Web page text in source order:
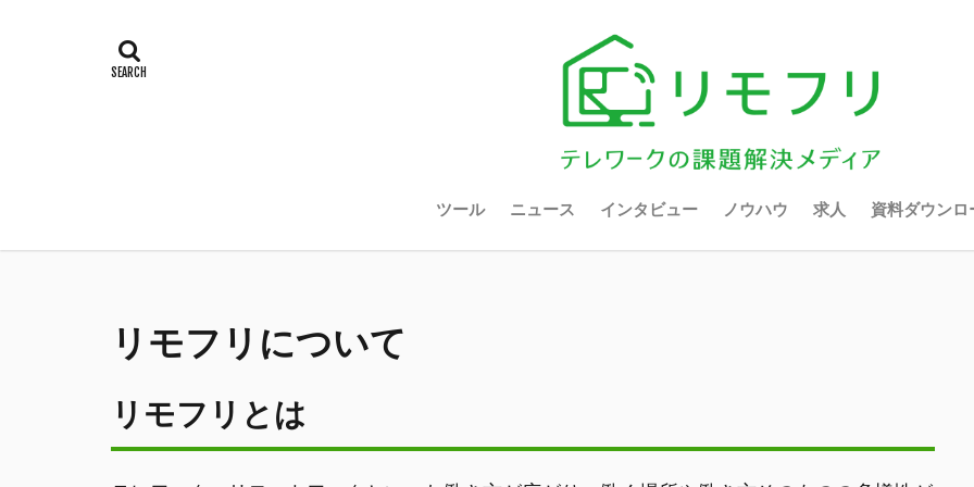
ツール ニュース インタビュー ノウハウ 求人 資料ダウンロ
リモフリについて
リモフリとは